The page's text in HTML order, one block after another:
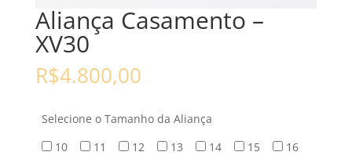
Aliança Casamento –
XV30
R$4.800,00
Selecione o Tamanho da Aliança
10
11 12 13 14 15
16